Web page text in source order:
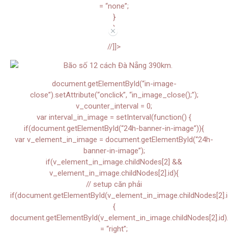
= “none”;
}
}
//]]>
//
document.getElementById(“in-image-
close”).setAttribute(“onclick”, “in_image_close();”);
v_counter_interval = 0;
var interval_in_image = setInterval(function() {
if(document.getElementById(“24h-banner-in-image”)){
var v_element_in_image = document.getElementById(“24h-
banner-in-image”);
if(v_element_in_image.childNodes[2] &&
v_element_in_image.childNodes[2].id){
// setup căn phải
{
= “right”;